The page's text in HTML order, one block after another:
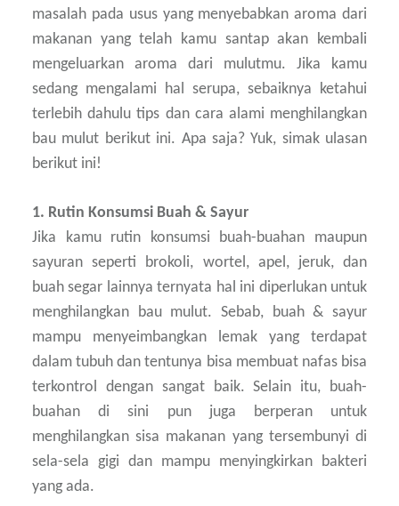
masalah pada usus yang menyebabkan aroma dari
makanan yang telah kamu santap akan kembali
mengeluarkan aroma dari mulutmu. Jika kamu
sedang mengalami hal serupa, sebaiknya ketahui
terlebih dahulu tips dan cara alami menghilangkan
bau mulut berikut ini. Apa saja? Yuk, simak ulasan
berikut ini!
1. Rutin Konsumsi Buah & Sayur
Jika kamu rutin konsumsi buah-buahan maupun
sayuran seperti brokoli, wortel, apel, jeruk, dan
buah segar lainnya ternyata hal ini diperlukan untuk
menghilangkan bau mulut. Sebab, buah & sayur
mampu menyeimbangkan lemak yang terdapat
dalam tubuh dan tentunya bisa membuat nafas bisa
terkontrol dengan sangat baik. Selain itu, buah-
buahan di sini pun juga berperan untuk
menghilangkan sisa makanan yang tersembunyi di
sela-sela gigi dan mampu menyingkirkan bakteri
yang ada.